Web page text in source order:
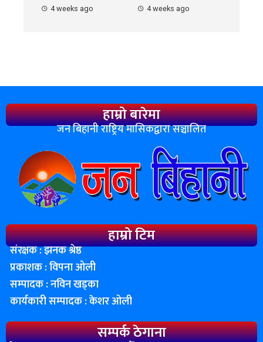
4 weeks ago 4 weeks ago
हाम्रो बारेमा
जन बिहानी राष्ट्रिय मासिकद्वारा सञ्चालित
हाम्रो टिम
संरक्षक : झनक श्रेष्ठ
प्रकाशक : विपना ओली
सम्पादक : नविन खड्का
कार्यकारी सम्पादक : केशर ओली
सम्पर्क ठेगाना